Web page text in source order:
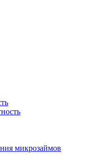
микрозаймов